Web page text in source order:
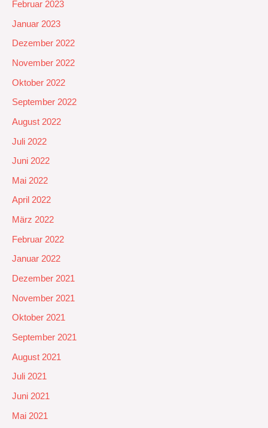
Februar 2023
Januar 2023
Dezember 2022
November 2022
Oktober 2022
September 2022
August 2022
Juli 2022
Juni 2022
Mai 2022
April 2022
März 2022
Februar 2022
Januar 2022
Dezember 2021
November 2021
Oktober 2021
September 2021
August 2021
Juli 2021
Juni 2021
Mai 2021